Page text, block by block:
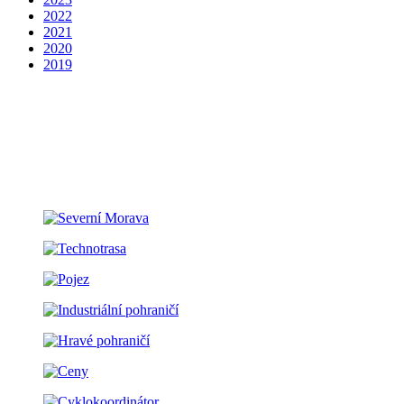
2022
2021
2020
2019